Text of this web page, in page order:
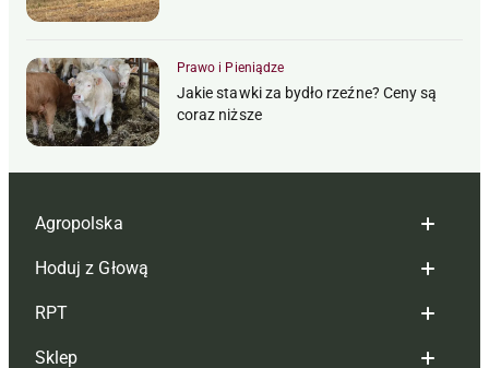
Prawo i Pieniądze
Jakie stawki za bydło rzeźne? Ceny są
coraz niższe
Agropolska
Redakcja
Reklama
Tagi
Hoduj z Głową
Hoduj z głową bydło
RPT
Sklep